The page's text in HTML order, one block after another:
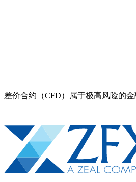
差价合约（CFD）属于极高风险的